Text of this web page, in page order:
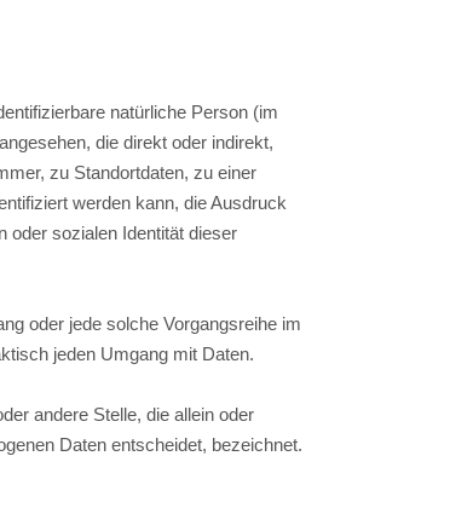
natürliche Person (im
die direkt oder indirekt,
zu Standortdaten, zu einer
werden kann, die Ausdruck
oder sozialen Identität dieser
oder jede solche Vorgangsreihe im
jeden Umgang mit Daten.
andere Stelle, die allein oder
Daten entscheidet, bezeichnet.